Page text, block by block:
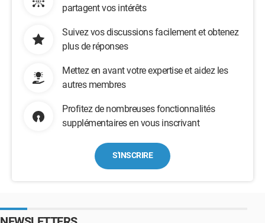
partagent vos intérêts
Suivez vos discussions facilement et obtenez
plus de réponses
Mettez en avant votre expertise et aidez les
autres membres
Profitez de nombreuses fonctionnalités
supplémentaires en vous inscrivant
S'INSCRIRE